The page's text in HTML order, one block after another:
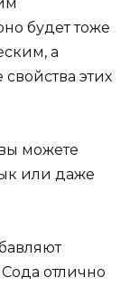
будет тоже
а
этих
можете
или даже
отлично